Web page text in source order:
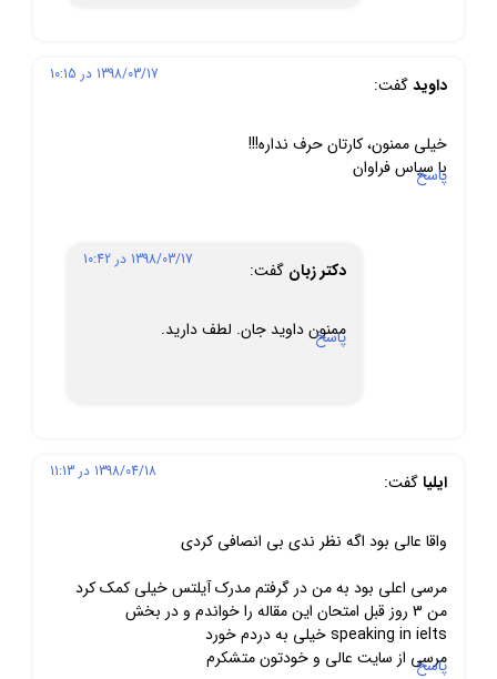
داویدگفت: 1398/03/17 در 10:15
خیلی ممنون، کارتان حرف نداره!!!
با سپاس فراوان
پاسخ
دکتر زبان گفت: 1398/03/17 در 10:42
ممنون داويد جان. لطف داريد.
پاسخ
ایلیاگفت: 1398/04/18 در 11:13
واقا عالی بود اگه نظر ندی بی انصافی کردی
مرسی اعلی بود به من در گرفتم مدرک آیلتس خیلی کمک کرد
من 3 روز قبل امتحان این مقاله را خواندم و در بخش
speaking in ielts خیلی به دردم خورد
مرسی از سایت عالی و خودتون متشکرم
پاسخ